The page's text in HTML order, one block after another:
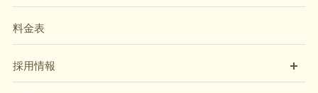
料金表
採用情報